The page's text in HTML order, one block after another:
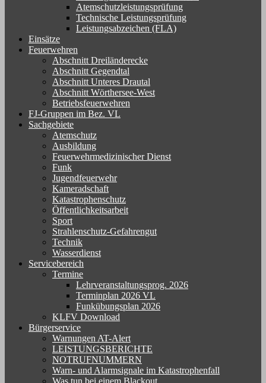
Atemschutzleistungsprüfung
Technische Leistungsprüfung
Leistungsabzeichen (FLA)
Einsätze
Feuerwehren
Abschnitt Dreiländerecke
Abschnitt Gegendtal
Abschnitt Unteres Drautal
Abschnitt Wörthersee-West
Betriebsfeuerwehren
FJ-Gruppen im Bez. VL
Sachgebiete
Atemschutz
Ausbildung
Feuerwehrmedizinischer Dienst
Funk
Jugendfeuerwehr
Kameradschaft
Katastrophenschutz
Öffentlichkeitsarbeit
Sport
Strahlenschutz-Gefahrengut
Technik
Wasserdienst
Servicebereich
Termine
Lehrveranstaltungsprog. 2026
Terminplan 2026 VL
Funkübungsplan 2026
KLFV Download
Bürgerservice
Warnungen AT-Alert
LEISTUNGSBERICHTE
NOTRUFNUMMERN
Warn- und Alarmsignale im Katastrophenfall
Was tun bei einem Blackout